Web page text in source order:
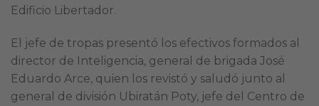
Edificio Libertador.
El jefe de tropas presentó los efectivos formados al
director de Inteligencia, general de brigada José
Eduardo Arce, quien los revistó y saludó junto al
general de división Ubiratán Poty, jefe del Centro de